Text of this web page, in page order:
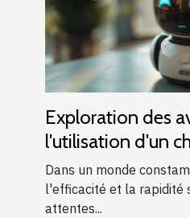
Exploration des
l'utilisation d'un
français
Dans un monde
l'efficacité et la rapidité
attentes...